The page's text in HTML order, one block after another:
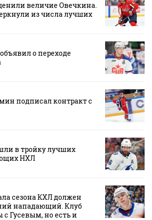
величие Овечкина.
из числа лучших
о переходе
подписал контракт с
в тройку лучших
НХЛ
сезона КХЛ должен
нападающий. Клуб
с Гусевым, но есть и